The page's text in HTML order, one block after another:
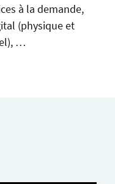
à la demande,
(physique et
…